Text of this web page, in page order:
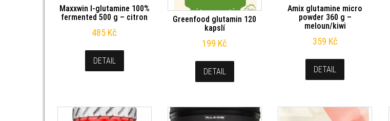
Maxxwin l-glutamine 100%
fermented 500 g – citron
485 Kč
DETAIL
Greenfood glutamin 120
kapslí
199 Kč
DETAIL
Amix glutamine micro
powder 360 g –
meloun/kiwi
359 Kč
DETAIL